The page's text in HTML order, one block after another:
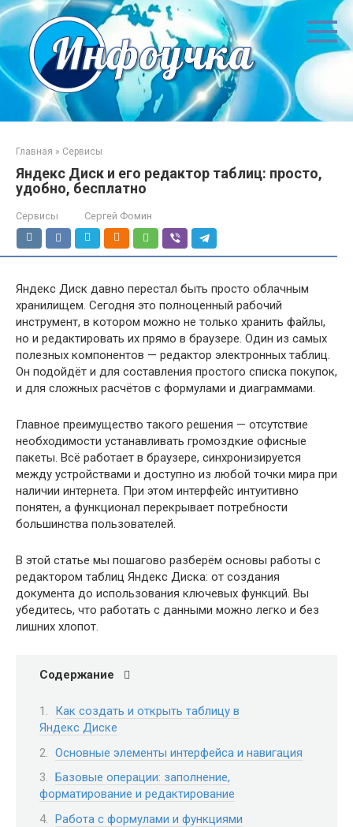
Перейти
к
контенту
Главная » Сервисы
Яндекс Диск и его редактор таблиц: просто,
удобно, бесплатно
Сервисы Сергей Фомин
Яндекс Диск давно перестал быть просто облачным
хранилищем. Сегодня это полноценный рабочий
инструмент, в котором можно не только хранить файлы,
но и редактировать их прямо в браузере. Один из самых
полезных компонентов — редактор электронных таблиц.
Он подойдёт и для составления простого списка покупок,
и для сложных расчётов с формулами и диаграммами.
Главное преимущество такого решения — отсутствие
необходимости устанавливать громоздкие офисные
пакеты. Всё работает в браузере, синхронизируется
между устройствами и доступно из любой точки мира при
наличии интернета. При этом интерфейс интуитивно
понятен, а функционал перекрывает потребности
большинства пользователей.
В этой статье мы пошагово разберём основы работы с
редактором таблиц Яндекс Диска: от создания
документа до использования ключевых функций. Вы
убедитесь, что работать с данными можно легко и без
лишних хлопот.
Содержание
Как создать и открыть таблицу в
Яндекс Диске
Основные элементы интерфейса и навигация
Базовые операции: заполнение,
форматирование и редактирование
Работа с формулами и функциями